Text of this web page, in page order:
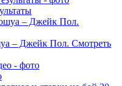
– Джейк Пол. Смотреть